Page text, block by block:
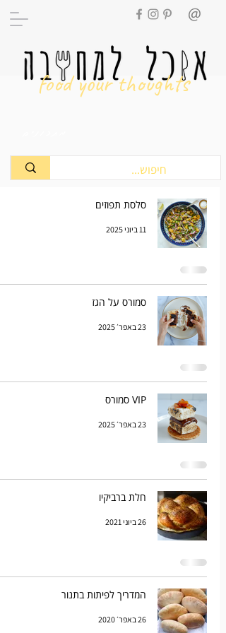
food your thoughts
סלסת תפוזים
11 ביוני 2025
סמורס על הגז
23 באפר׳ 2025
VIP סמורס
23 באפר׳ 2025
חלת ברביקיו
26 ביוני 2021
המדריך לפיתות בתנור
26 באפר׳ 2020